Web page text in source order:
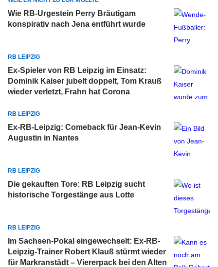
Wie RB-Urgestein Perry Bräutigam
konspirativ nach Jena entführt wurde
RB LEIPZIG
Ex-Spieler von RB Leipzig im Einsatz:
Dominik Kaiser jubelt doppelt, Tom Krauß
wieder verletzt, Frahn hat Corona
RB LEIPZIG
Ex-RB-Leipzig: Comeback für Jean-Kevin
Augustin in Nantes
RB LEIPZIG
Die gekauften Tore: RB Leipzig sucht
historische Torgestänge aus Lotte
RB LEIPZIG
Im Sachsen-Pokal eingewechselt: Ex-RB-
Leipzig-Trainer Robert Klauß stürmt wieder
für Markranstädt – Viererpack bei den Alten